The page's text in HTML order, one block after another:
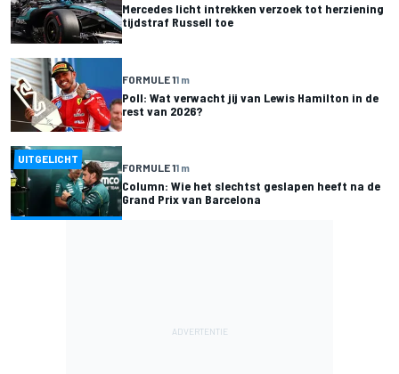
Mercedes licht intrekken verzoek tot herziening
tijdstraf Russell toe
FORMULE 11 m
Poll: Wat verwacht jij van Lewis Hamilton in de
rest van 2026?
UITGELICHT
FORMULE 11 m
Column: Wie het slechtst geslapen heeft na de
Grand Prix van Barcelona